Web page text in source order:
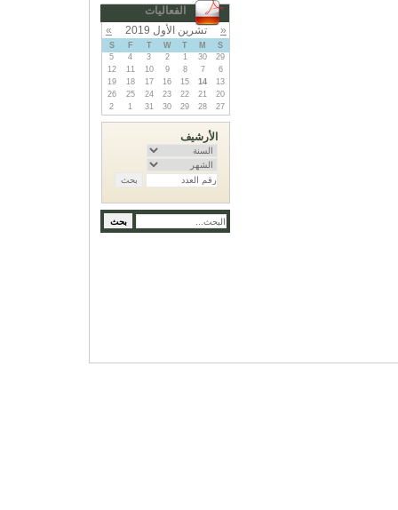
الفعاليات
«
تشرين الأول 2019 »
S
M
T
W
T
F
S
29
30
1
2
3
4
5
6
7
8
9
10
11
12
13
14
15
16
17
18
19
20
21
22
23
24
25
26
27
28
29
30
31
1
2
الأرشيف